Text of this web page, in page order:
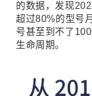
的数据，发现
超过80%的型号
号甚至到不了
生命周期。